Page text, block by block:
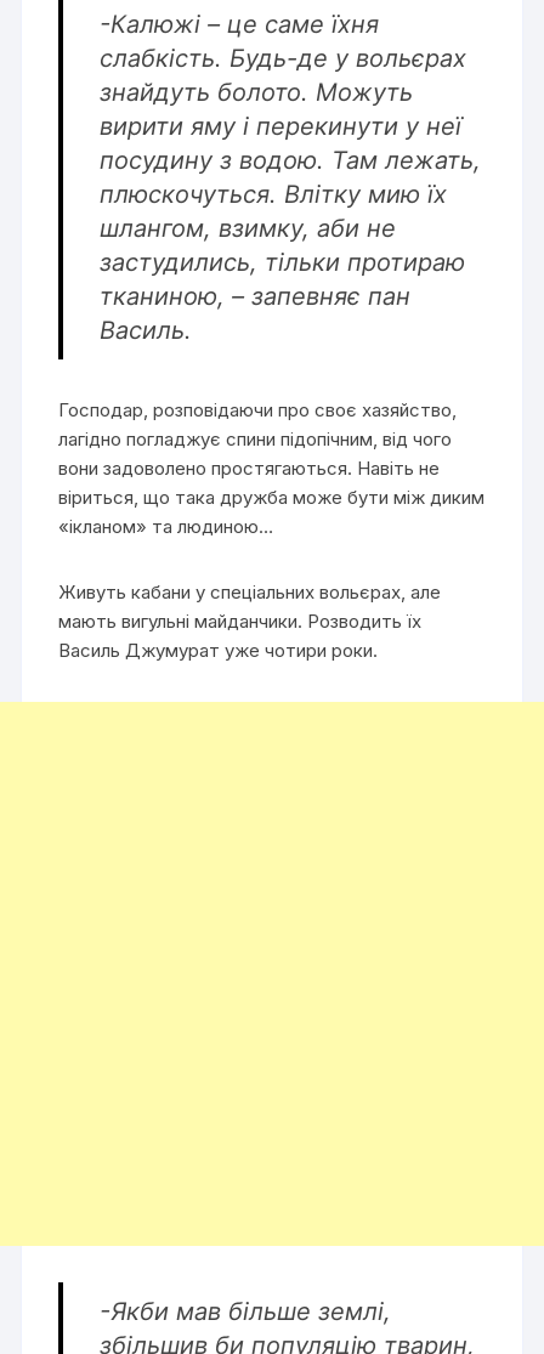
-Калюжі – це саме їхня
слабкість. Будь-де у вольєрах
знайдуть болото. Можуть
вирити яму і перекинути у неї
посудину з водою. Там лежать,
плюскочуться. Влітку мию їх
шлангом, взимку, аби не
застудились, тільки протираю
тканиною, – запевняє пан
Василь.
Господар, розповідаючи про своє хазяйство,
лагідно погладжує спини підопічним, від чого
вони задоволено простягаються. Навіть не
віриться, що така дружба може бути між диким
«ікланом» та людиною…
Живуть кабани у спеціальних вольєрах, але
мають вигульні майданчики. Розводить їх
Василь Джумурат уже чотири роки.
-Якби мав більше землі,
збільшив би популяцію тварин,